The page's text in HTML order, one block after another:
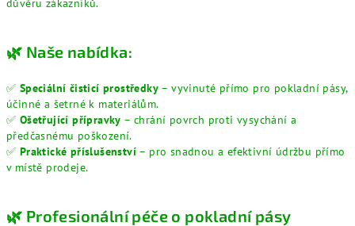
důvěru zákazníků.
🌿 Naše nabídka:
✅ Speciální čisticí prostředky – vyvinuté přímo pro pokladní pásy,
účinné a šetrné k materiálům.
✅ Ošetřující přípravky – chrání povrch proti vysychání a
předčasnému poškození.
✅ Praktické příslušenství – pro snadnou a efektivní údržbu přímo
v místě prodeje.
🌿 Profesionální péče o pokladní pásy